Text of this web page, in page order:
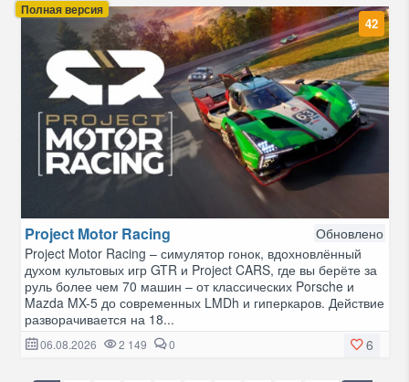
Полная версия
42
Project Motor Racing
Обновлено
Project Motor Racing – симулятор гонок, вдохновлённый
духом культовых игр GTR и Project CARS, где вы берёте за
руль более чем 70 машин – от классических Porsche и
Mazda MX-5 до современных LMDh и гиперкаров. Действие
разворачивается на 18...
6
06.08.2026 2 149 0